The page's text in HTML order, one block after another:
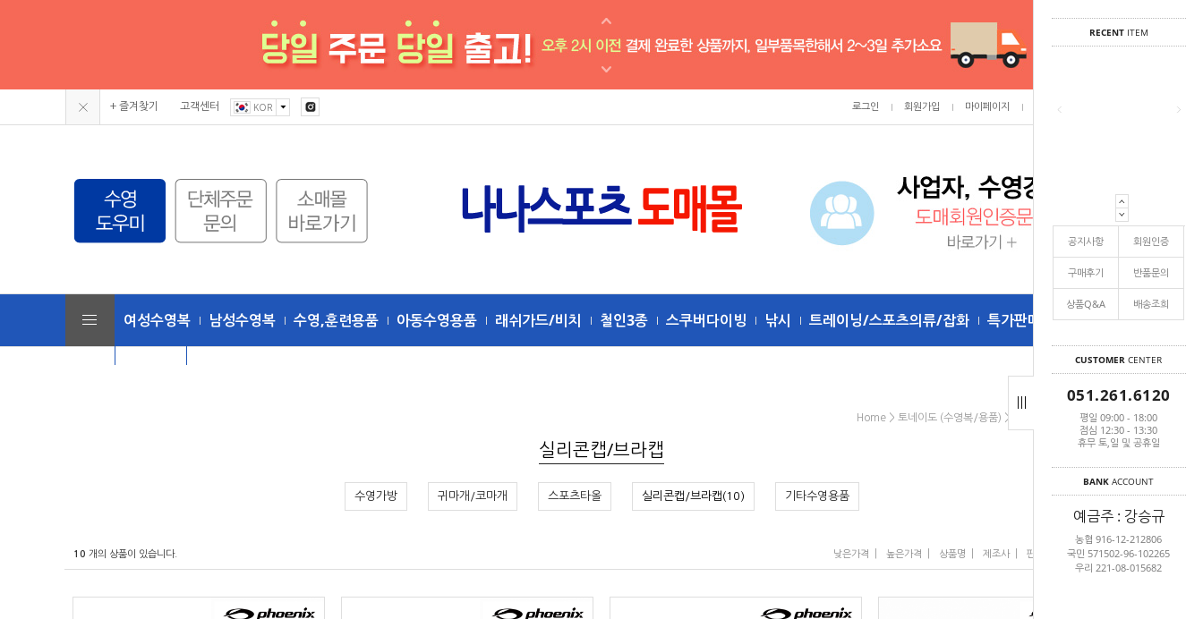
RECENTITEM
공지사항 회원인증
구매후기 반품문의
상품Q&A 배송조희
CUSTOMER CENTER
051.261.6120
평일 09:00 - 18:00
점심 12:30 - 13:30
휴무 토,일 및 공휴일
BANK ACCOUNT
예금주 : 강승규
농협 916-12-212806
국민 571502-96-102265
우리 221-08-015682
+ 즐겨찾기 고객센터 KOR 로그인 회원가입 마이페이지
여성수영복 남성수영복 수영,훈련용품 아동수영용품 래쉬가드/비치 철인3종 스쿠버다이빙 낚시 트레이닝/스포츠의류/잡화 특가판매
Home > 토네이도 (수영복/용품) > 실리콘캡/브라캡
실리콘캡/브라캡
수영가방 귀마개/코마개 스포츠타올 실리콘캡/브라캡(10) 기타수영용품
10 개의 상품이 있습니다. 낮은가격 높은가격 상품명 제조사| 판매순위 | 많이 본 상품